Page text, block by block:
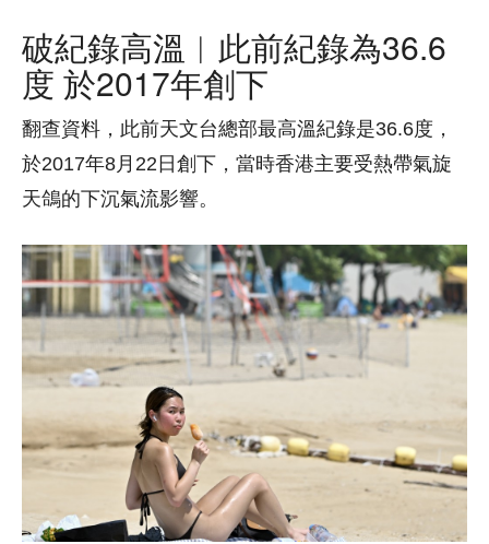
破紀錄高溫︱此前紀錄為36.6
度 於2017年創下
翻查資料，此前天文台總部最高溫紀錄是36.6度，
於2017年8月22日創下，當時香港主要受熱帶氣旋
天鴿的下沉氣流影響。